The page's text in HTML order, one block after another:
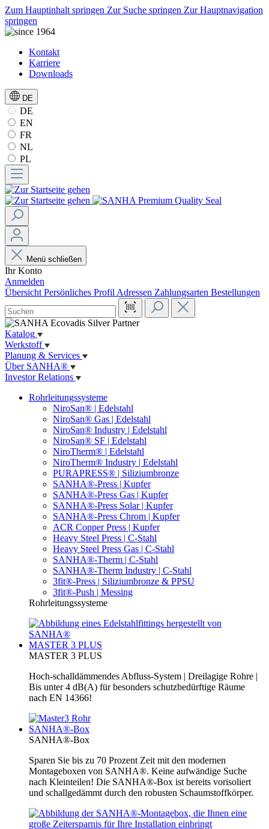
Zum Hauptinhalt springen Zur Suche springen Zur Hauptnavigation
springen
Kontakt
Karriere
Downloads
DE
DE
EN
FR
NL
PL
Menü schließen
Ihr Konto
Anmelden
Übersicht Persönliches Profil Adressen Zahlungsarten Bestellungen
Katalog
Werkstoff
Planung & Services
Über SANHA®
Investor Relations
Rohrleitungssysteme
NiroSan® | Edelstahl
NiroSan® Gas | Edelstahl
NiroSan® Industry | Edelstahl
NiroSan® SF | Edelstahl
NiroTherm® | Edelstahl
NiroTherm® Industry | Edelstahl
PURAPRESS® | Siliziumbronze
SANHA®-Press | Kupfer
SANHA®-Press Gas | Kupfer
SANHA®-Press Solar | Kupfer
SANHA®-Press Chrom | Kupfer
ACR Copper Press | Kupfer
Heavy Steel Press | C-Stahl
Heavy Steel Press Gas | C-Stahl
SANHA®-Therm | C-Stahl
SANHA®-Therm Industry | C-Stahl
3fit®-Press | Siliziumbronze & PPSU
3fit®-Push | Messing
Rohrleitungssysteme
MASTER 3 PLUS
MASTER 3 PLUS
Hoch-schalldämmendes Abfluss-System | Dreilagige Rohre |
Bis unter 4 dB(A) für besonders schutzbedürftige Räume
nach EN 14366!
SANHA®-Box
SANHA®-Box
Sparen Sie bis zu 70 Prozent Zeit mit den modernen
Montageboxen von SANHA®. Keine aufwändige Suche
nach Kleinteilen! Die SANHA®-Box ist bereits vorisoliert
und schallgedämmt durch den robusten Schaumstoffkörper.